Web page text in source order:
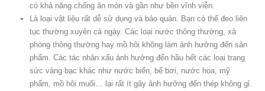
có khả năng chống ăn mòn và gần như bền vĩnh viễn.
Là loại vật liệu rất dễ sử dụng và bảo quản. Bạn có thể đeo liên
tục thường xuyên cả ngày. Các loại nước thông thường, xà
phòng thông thường hay mồ hôi không làm ảnh hưởng đến sản
phẩm. Các tác nhân xấu ảnh hưởng đến hầu hết các loại trang
sức vàng bạc khác như nước biển, bể bơi, nước hoa, mỹ
phẩm, mồ hôi muối… lại rất ít gây ảnh hưởng đến thép không gỉ.